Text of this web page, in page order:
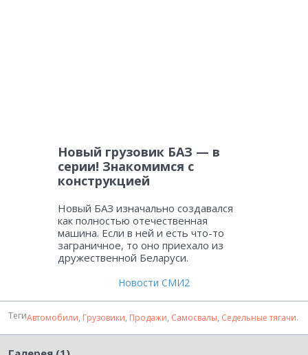
Новый грузовик БАЗ — в
серии! Знакомимся с
конструкцией
Новый БАЗ изначально создавался
как полностью отечественная
машина. Если в ней и есть что-то
заграничное, то оно приехало из
дружественной Беларуси.
Новости СМИ2
ТегиАвтомобили, Грузовики, Продажи, Самосвалы, Седельные тягачи.